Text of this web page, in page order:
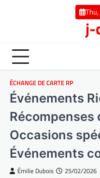
j-
ÉCHANGE DE CARTE RP
Événements
Occasions
Événements
Émilie Dubois 25/02/2026